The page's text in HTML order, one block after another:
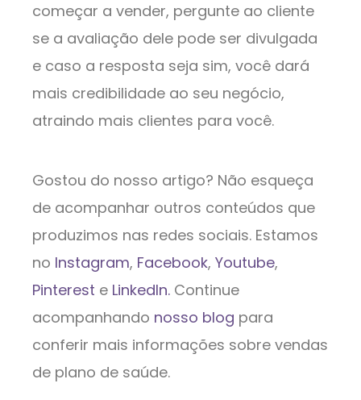
começar a vender, pergunte ao cliente
se a avaliação dele pode ser divulgada
e caso a resposta seja sim, você dará
mais credibilidade ao seu negócio,
atraindo mais clientes para você.
Gostou do nosso artigo? Não esqueça
de acompanhar outros conteúdos que
produzimos nas redes sociais. Estamos
no Instagram, Facebook, Youtube,
Pinterest e LinkedIn. Continue
acompanhando nosso blog para
conferir mais informações sobre vendas
de plano de saúde.